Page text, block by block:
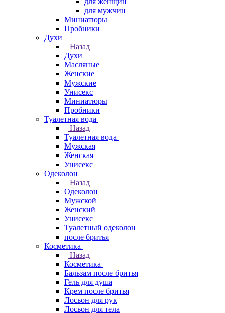
для мужчин
Миниатюры
Пробники
Духи
Назад
Духи
Масляные
Женские
Мужские
Унисекс
Миниатюры
Пробники
Туалетная вода
Назад
Туалетная вода
Мужская
Женская
Унисекс
Одеколон
Назад
Одеколон
Мужской
Женский
Унисекс
Туалетный одеколон
после бритья
Косметика
Назад
Косметика
Бальзам после бритья
Гель для душа
Крем после бритья
Лосьон для рук
Лосьон для тела